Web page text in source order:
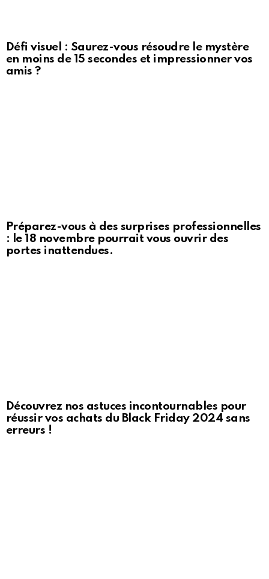
Défi visuel : Saurez-vous résoudre le mystère
en moins de 15 secondes et impressionner vos
amis ?
Préparez-vous à des surprises professionnelles
: le 18 novembre pourrait vous ouvrir des
portes inattendues.
Découvrez nos astuces incontournables pour
réussir vos achats du Black Friday 2024 sans
erreurs !